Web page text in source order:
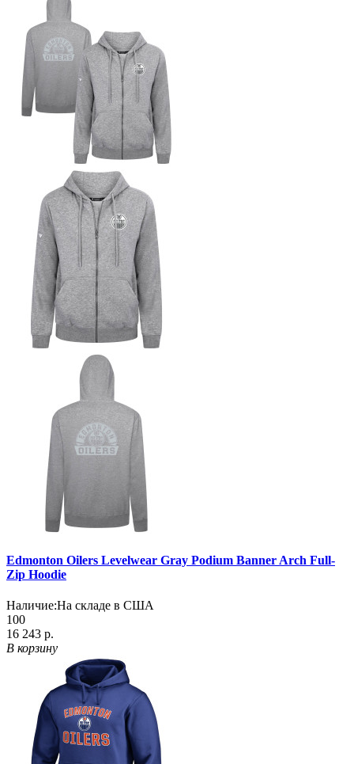
Edmonton Oilers Levelwear Gray Podium Banner Arch Full-
Zip Hoodie
Наличие:На складе в США
100
16 243 р.
В корзину